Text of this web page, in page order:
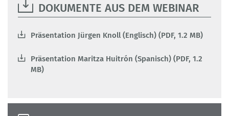
DOKUMENTE AUS DEM WEBINAR
Präsentation Jürgen Knoll (Englisch) (PDF, 1.2 MB)
Präsentation Maritza Huitrón (Spanisch) (PDF, 1.2
MB)